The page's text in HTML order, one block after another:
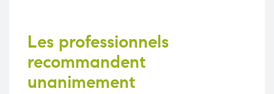
Les professionnels
recommandent
unanimement